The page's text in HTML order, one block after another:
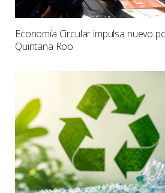
Economía Circular impulsa nuevo
Quintana Roo